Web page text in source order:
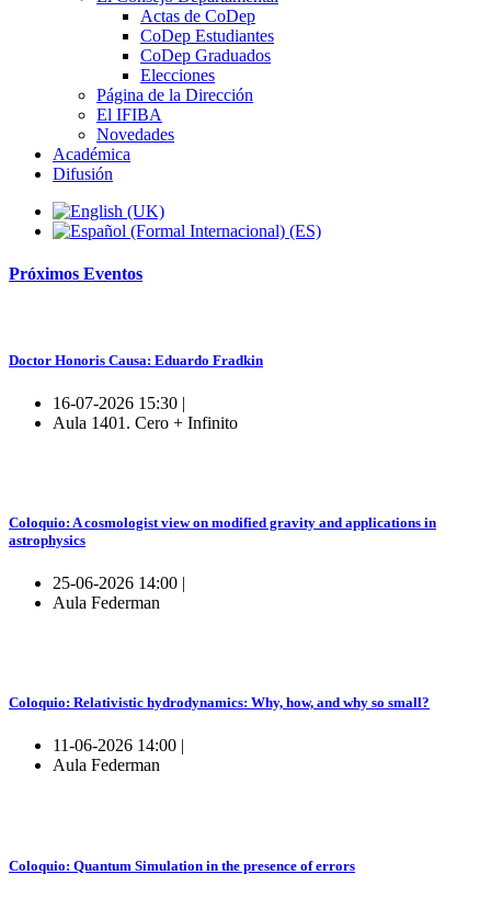
Actas de CoDep
CoDep Estudiantes
CoDep Graduados
Elecciones
Página de la Dirección
El IFIBA
Novedades
Académica
Difusión
Próximos Eventos
Doctor Honoris Causa: Eduardo Fradkin
16-07-2026 15:30 |
Aula 1401. Cero + Infinito
Coloquio: A cosmologist view on modified gravity and applications in
astrophysics
25-06-2026 14:00 |
Aula Federman
Coloquio: Relativistic hydrodynamics: Why, how, and why so small?
11-06-2026 14:00 |
Aula Federman
Coloquio: Quantum Simulation in the presence of errors